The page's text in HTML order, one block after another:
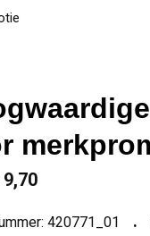
420771_01